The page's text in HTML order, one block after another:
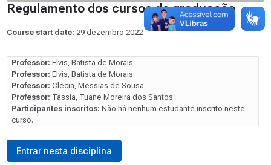
Regulamento dos cursos de graduação
Course start date: 29 dezembro 2022
Professor: Elvis, Batista de Morais
Professor: Elvis, Batista de Morais
Professor: Clecia, Messias de Sousa
Professor: Tassia, Tuane Moreira dos Santos
Participantes inscritos: Não há nenhum estudante inscrito neste
curso.
Entrar nesta disciplina